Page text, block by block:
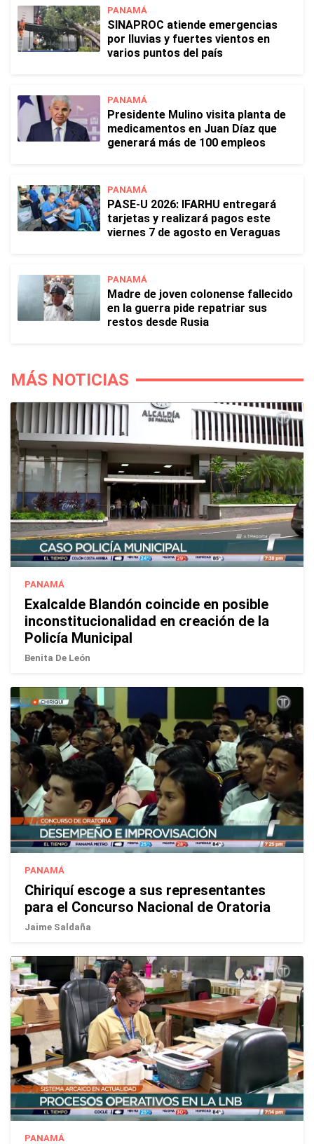
PANAMÁ
SINAPROC atiende emergencias
por lluvias y fuertes vientos en
varios puntos del país
PANAMÁ
Presidente Mulino visita planta de
medicamentos en Juan Díaz que
generará más de 100 empleos
PANAMÁ
PASE-U 2026: IFARHU entregará
tarjetas y realizará pagos este
viernes 7 de agosto en Veraguas
PANAMÁ
Madre de joven colonense fallecido
en la guerra pide repatriar sus
restos desde Rusia
MÁS NOTICIAS
PANAMÁ
Exalcalde Blandón coincide en posible
inconstitucionalidad en creación de la
Policía Municipal
Benita De León
PANAMÁ
Chiriquí escoge a sus representantes
para el Concurso Nacional de Oratoria
Jaime Saldaña
PANAMÁ